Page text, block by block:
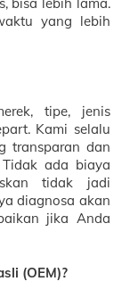
yang lebih
tipe, jenis
Kami selalu
transparan dan
Tidak ada biaya
tidak jadi
diagnosa akan
jika Anda
(OEM)?